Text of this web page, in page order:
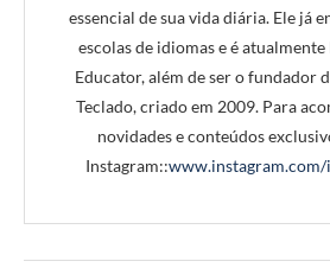
essencial de sua vida diária. Ele já
escolas de idiomas e é atualmente
Educator, além de ser o fundador
Teclado, criado em 2009. Para
novidades e conteúdos
Instagram::